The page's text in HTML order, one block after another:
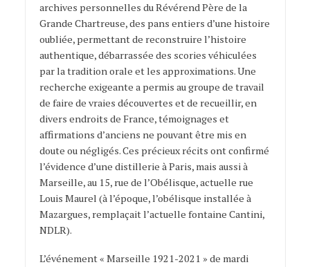
archives personnelles du Révérend Père de la
Grande Chartreuse, des pans entiers d’une histoire
oubliée, permettant de reconstruire l’histoire
authentique, débarrassée des scories véhiculées
par la tradition orale et les approximations. Une
recherche exigeante a permis au groupe de travail
de faire de vraies découvertes et de recueillir, en
divers endroits de France, témoignages et
affirmations d’anciens ne pouvant être mis en
doute ou négligés. Ces précieux récits ont confirmé
l’évidence d’une distillerie à Paris, mais aussi à
Marseille, au 15, rue de l’Obélisque, actuelle rue
Louis Maurel (à l’époque, l’obélisque installée à
Mazargues, remplaçait l’actuelle fontaine Cantini,
NDLR).
L’événement « Marseille 1921-2021 » de mardi